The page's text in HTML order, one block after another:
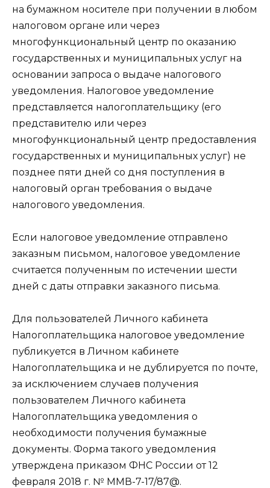
на бумажном носителе при получении в любом
налоговом органе или через
многофункциональный центр по оказанию
государственных и муниципальных услуг на
основании запроса о выдаче налогового
уведомления. Налоговое уведомление
представляется налогоплательщику (его
представителю или через
многофункциональный центр предоставления
государственных и муниципальных услуг) не
позднее пяти дней со дня поступления в
налоговый орган требования о выдаче
налогового уведомления.
Если налоговое уведомление отправлено
заказным письмом, налоговое уведомление
считается полученным по истечении шести
дней с даты отправки заказного письма.
Для пользователей Личного кабинета
Налогоплательщика налоговое уведомление
публикуется в Личном кабинете
Налогоплательщика и не дублируется по почте,
за исключением случаев получения
пользователем Личного кабинета
Налогоплательщика уведомления о
необходимости получения бумажные
документы. Форма такого уведомления
утверждена приказом ФНС России от 12
февраля 2018 г. № ММВ-7-17/87@.